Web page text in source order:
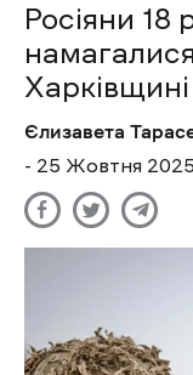
Росіяни 18
Харківщині
Єлизавета
- 25 Жовтня